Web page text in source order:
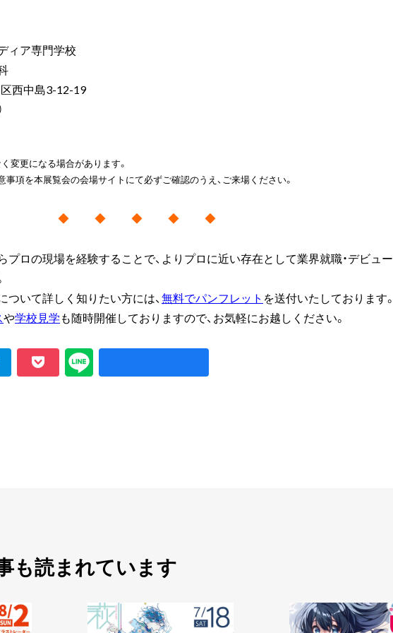
ィア専門学校
西中島3-12-19
変更になる場合があります。
事項を本展覧会の会場サイトにて必ずご確認のうえ、ご来場ください。
◆ ◆ ◆ ◆ ◆
プロの現場を経験することで、よりプロに近い存在として業界就職・デビュー
いて詳しく知りたい方には、無料でパンフレット を送付いたしております。
や学校見学も随時開催しておりますので、お気軽にお越しください。
も読まれています